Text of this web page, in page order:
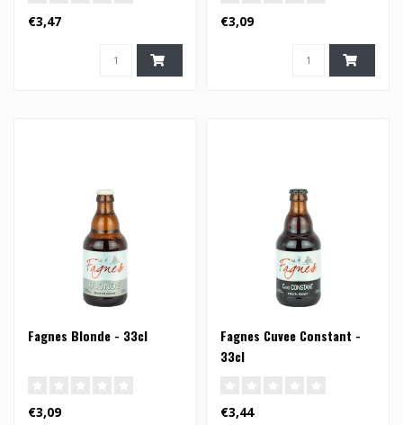
€3,47 €3,09
Fagnes Blonde - 33cl
€3,09
Fagnes Cuvee Constant -
33cl
€3,44